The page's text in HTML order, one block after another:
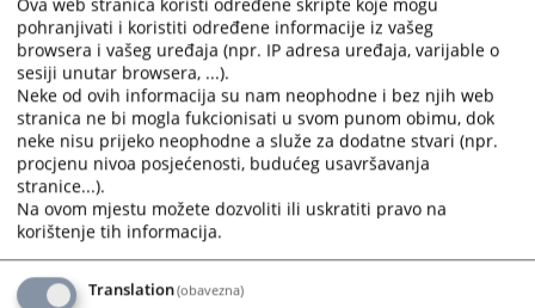
integriteta, odgovornosti, transparentnosti, efikasnosti i kvaliteta
rada pravosuđa. Projektne aktivnosti bile su usmjerene na rad sa
domaćim pravosudnim institucijama, resornim ministarstvima,
privrednim komorama, agencijama za provođenje zakona,
nevladinim organizacijama, medijima, akademskom zajednicom i
drugim relevantnim partnerima.
Ambasador Evropske unije Johann Sattler je u svom obraćanju
istakao: „2024. je godina prilika za BiH na njenom evropskom putu.
Ove sedmice imali smo veoma važnu posjetu, na čelu sa
predsjednicom Evropske komisije Ursulom von der Leyen koja je
bosanskohercegovački lideri spremni za to. Također je važan i Plan
Ova web stranica koristi određene skripte koje mogu
pohranjivati i koristiti određene informacije iz vašeg
browsera i vašeg uređaja (npr. IP adresa uređaja, varijable o
sesiji unutar browsera, ...).
Neke od ovih informacija su nam neophodne i bez njih web
stranica ne bi mogla fukcionisati u svom punom obimu, dok
neke nisu prijeko neophodne a služe za dodatne stvari (npr.
procjenu nivoa posjećenosti, budućeg usavršavanja
stranice...).
Na ovom mjestu možete dozvoliti ili uskratiti pravo na
korištenje tih informacija.
Translation(obavezna)